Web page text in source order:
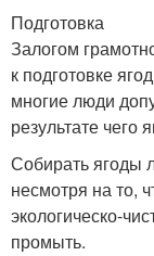
Подготовка
Залогом
к подготовке
многие люди
результате чего
Собирать ягоды
несмотря на то,
экологическо-
промыть.